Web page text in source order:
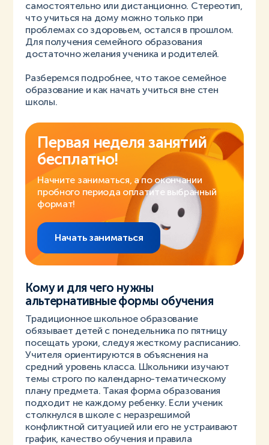
самостоятельно или дистанционно. Стереотип,
что учиться на дому можно только при
проблемах со здоровьем, остался в прошлом.
Для получения семейного образования
достаточно желания ученика и родителей.
Разберемся подробнее, что такое семейное
образование и как начать учиться вне стен
школы.
Первая неделя занятий
бесплатно!
Начните заниматься, а по окончании
пробного периода оплатите выбранный
формат!
Начать заниматься
Кому и для чего нужны
альтернативные формы обучения
Традиционное школьное образование
обязывает детей с понедельника по пятницу
посещать уроки, следуя жесткому расписанию.
Учителя ориентируются в объяснения на
средний уровень класса. Школьники изучают
темы строго по календарно-тематическому
плану предмета. Такая форма образования
подходит не каждому ребенку. Если ученик
столкнулся в школе с неразрешимой
конфликтной ситуацией или его не устраивают
график, качество обучения и правила